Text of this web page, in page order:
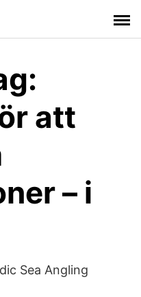
att
– i
Sea Angling